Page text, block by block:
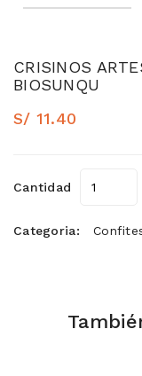
CRISINOS
BIOSUNQU
S/ 11.40
Cantidad
Categoria: